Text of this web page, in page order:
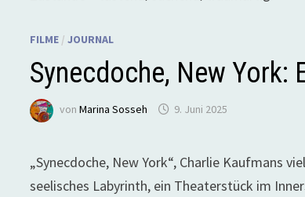
FILME /JOURNAL
Synecdoche, New York:
vonMarina Sosseh 9. Juni 2025
„Synecdoche, New York“, Charlie Kaufmans
seelisches Labyrinth, ein Theaterstück im